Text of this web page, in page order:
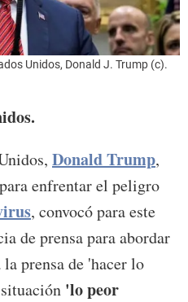
Unidos, Donald J. Trump (c).
Donald Trump,
enfrentar el peligro
, convocó para este
de prensa para abordar
prensa de 'hacer lo
'lo peor